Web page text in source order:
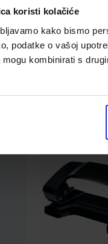
koristi kolačiće
kako bismo
podatke o vašoj
mogu kombinirati s
su kupili i
Essentials